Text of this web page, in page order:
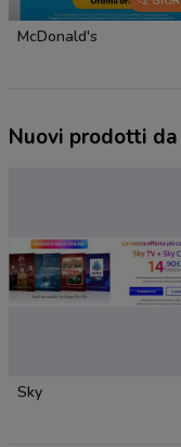
McDonald's
Nuovi prodotti
Sky